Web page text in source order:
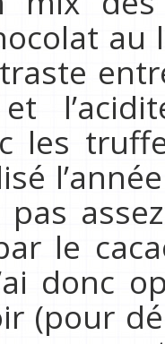
les
pas
le
donc
(pour